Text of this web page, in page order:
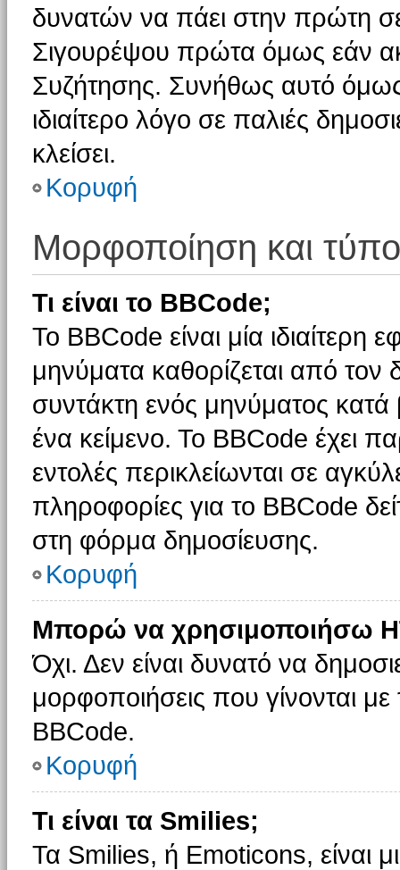
δυνατών να πάει στην πρώτη
Σιγουρέψου πρώτα όμως εάν
Συζήτησης. Συνήθως αυτό όμως
ιδιαίτερο λόγο σε παλιές
κλείσει.
Κορυφή
Μορφοποίηση και
Τι είναι το BBCode;
Το BBCode είναι μία
μηνύματα καθορίζεται από τον
συντάκτη ενός μηνύματος
ένα κείμενο. Το BBCode έχει
εντολές περικλείωνται σε
πληροφορίες για το BBCode
στη φόρμα δημοσίευσης.
Κορυφή
Μπορώ να χρησιμοποιήσω
Όχι. Δεν είναι δυνατό να
μορφοποιήσεις που γίνονται
BBCode.
Κορυφή
Τι είναι τα Smilies;
Τα Smilies, ή Emoticons, είναι